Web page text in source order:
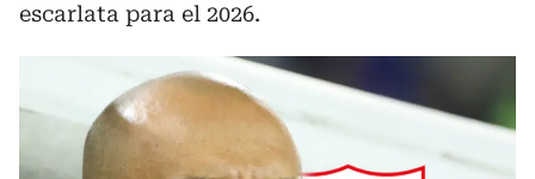
escarlata para el 2026.